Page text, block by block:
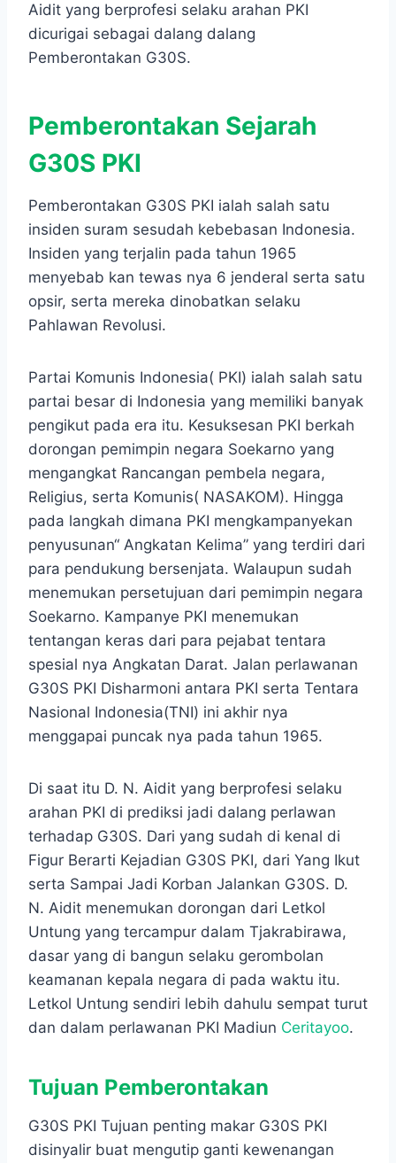
Aidit yang berprofesi selaku arahan PKI
dicurigai sebagai dalang dalang
Pemberontakan G30S.
Pemberontakan Sejarah
G30S PKI
Pemberontakan G30S PKI ialah salah satu
insiden suram sesudah kebebasan Indonesia.
Insiden yang terjalin pada tahun 1965
menyebab kan tewas nya 6 jenderal serta satu
opsir, serta mereka dinobatkan selaku
Pahlawan Revolusi.
Partai Komunis Indonesia( PKI) ialah salah satu
partai besar di Indonesia yang memiliki banyak
pengikut pada era itu. Kesuksesan PKI berkah
dorongan pemimpin negara Soekarno yang
mengangkat Rancangan pembela negara,
Religius, serta Komunis( NASAKOM). Hingga
pada langkah dimana PKI mengkampanyekan
penyusunan“ Angkatan Kelima” yang terdiri dari
para pendukung bersenjata. Walaupun sudah
menemukan persetujuan dari pemimpin negara
Soekarno. Kampanye PKI menemukan
tentangan keras dari para pejabat tentara
spesial nya Angkatan Darat. Jalan perlawanan
G30S PKI Disharmoni antara PKI serta Tentara
Nasional Indonesia(TNI) ini akhir nya
menggapai puncak nya pada tahun 1965.
Di saat itu D. N. Aidit yang berprofesi selaku
arahan PKI di prediksi jadi dalang perlawan
terhadap G30S. Dari yang sudah di kenal di
Figur Berarti Kejadian G30S PKI, dari Yang Ikut
serta Sampai Jadi Korban Jalankan G30S. D.
N. Aidit menemukan dorongan dari Letkol
Untung yang tercampur dalam Tjakrabirawa,
dasar yang di bangun selaku gerombolan
keamanan kepala negara di pada waktu itu.
Letkol Untung sendiri lebih dahulu sempat turut
dan dalam perlawanan PKI Madiun Ceritayoo.
Tujuan Pemberontakan
G30S PKI Tujuan penting makar G30S PKI
disinyalir buat mengutip ganti kewenangan